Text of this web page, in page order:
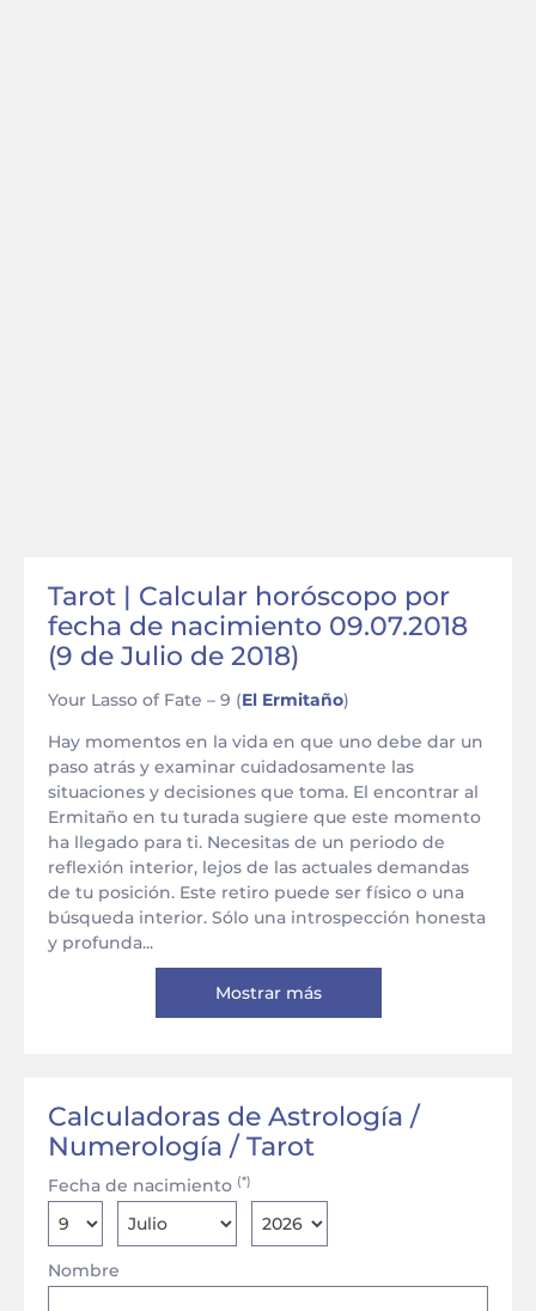
Tarot | Calcular horóscopo por
fecha de nacimiento 09.07.2018
(9 de Julio de 2018)
Your Lasso of Fate – 9 (El Ermitaño)
Hay momentos en la vida en que uno debe dar un
paso atrás y examinar cuidadosamente las
situaciones y decisiones que toma. El encontrar al
Ermitaño en tu turada sugiere que este momento
ha llegado para ti. Necesitas de un periodo de
reflexión interior, lejos de las actuales demandas
de tu posición. Este retiro puede ser físico o una
búsqueda interior. Sólo una introspección honesta
y profunda...
Mostrar más
Calculadoras de Astrología /
Numerología / Tarot
Nombre
Fecha de nacimiento (*)